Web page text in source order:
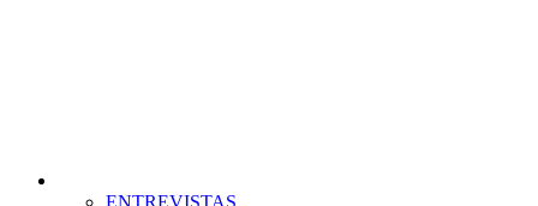
ENTREVISTAS